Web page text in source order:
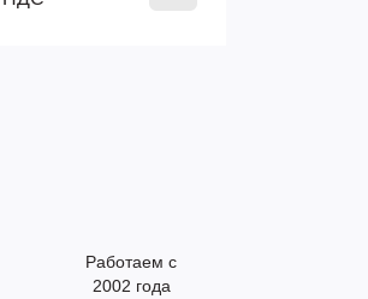
Работаем с
2002 года